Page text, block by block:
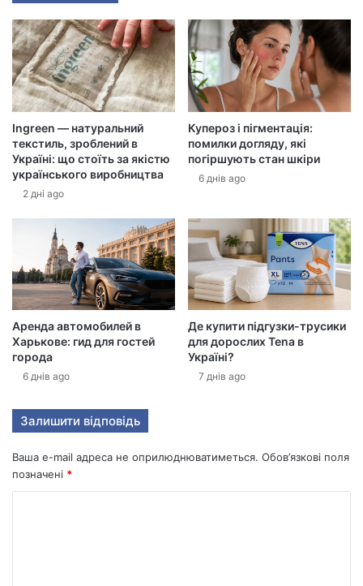
ш
у
е
л
е
к
т
р
о
н
н
е
с
Ingreen — натуральний
текстиль, зроблений в
Україні: що стоїть за якістю
українського виробництва
2 дні ago
Купероз і пігментація:
помилки догляду, які
погіршують стан шкіри
6 днів ago
Аренда автомобилей в
Харькове: гид для гостей
города
6 днів ago
Де купити підгузки-трусики
для дорослих Tena в
Україні?
7 днів ago
Залишити відповідь
Ваша e-mail адреса не оприлюднюватиметься. Обов’язкові поля
позначені *